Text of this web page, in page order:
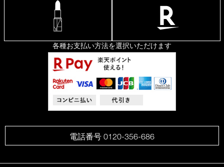
各種お支払い方法を選択いただけます
電話番号 0120-356-686